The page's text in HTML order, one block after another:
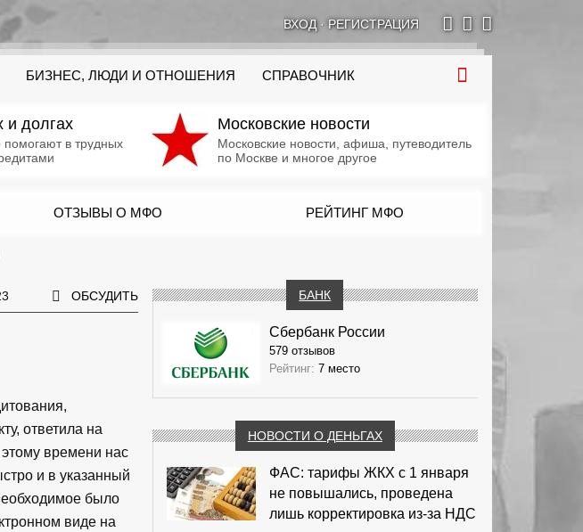
ВХОД· РЕГИСТРАЦИЯ
БИЗНЕС, ЛЮДИ И ОТНОШЕНИЯ СПРАВОЧНИК
и долгах
в трудных
Московские новости
Московские новости, афиша, путеводитель
по Москве и многое другое
ОТЗЫВЫ О МФО РЕЙТИНГ МФО
ОБСУДИТЬ
ответила на
времени нас
и в указанный
было
виде на
БАНК
Сбербанк России
579 отзывов
Рейтинг: 7 место
НОВОСТИ О ДЕНЬГАХ
ФАС: тарифы ЖКХ с 1 января
не повышались, проведена
лишь корректировка из‑за НДС